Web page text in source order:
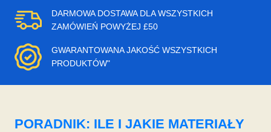
DARMOWA DOSTAWA DLA WSZYSTKICH
ZAMÓWIEŃ POWYŻEJ £50
GWARANTOWANA JAKOŚĆ WSZYSTKICH
PRODUKTÓW"
PORADNIK: ILE I JAKIE MATERIAŁY